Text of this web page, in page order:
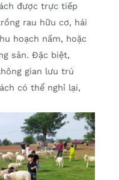
được trực tiếp
rau hữu cơ, hái
hoạch nấm, hoặc
sản. Đặc biệt,
gian lưu trú
có thể nghỉ lại,